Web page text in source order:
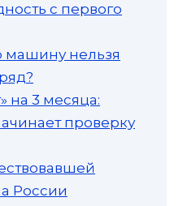
с первого
машину нельзя
на 3 месяца:
проверку
России